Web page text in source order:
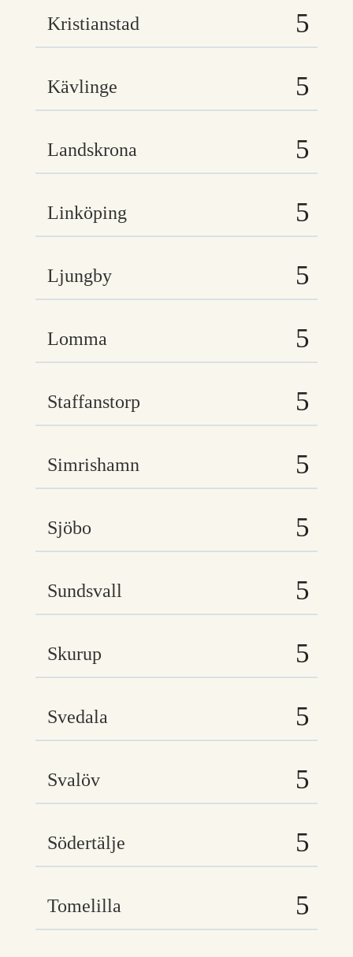
Kristianstad
Kävlinge
Landskrona
Linköping
Ljungby
Lomma
Staffanstorp
Simrishamn
Sjöbo
Sundsvall
Skurup
Svedala
Svalöv
Södertälje
Tomelilla